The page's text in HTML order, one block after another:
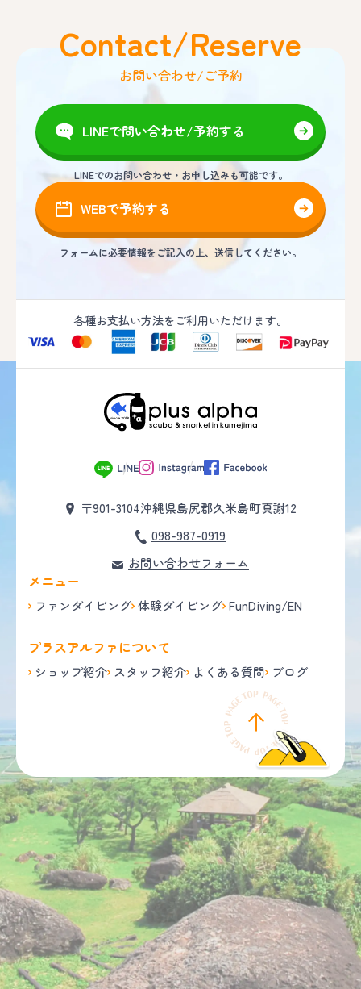
Contact/Reserve
お問い合わせ/ご予約
LINEで問い合わせ/予約する
LINEでのお問い合わせ・お申し込みも可能です。
WEBで予約する
フォームに必要情報をご記入の上、送信してください。
各種お支払い方法をご利用いただけます。
〒901-3104沖縄県島尻郡久米島町真謝12
098-987-0919
お問い合わせフォーム
メニュー
ファンダイビング 体験ダイビング FunDiving/EN
プラスアルファについて
ショップ紹介 スタッフ紹介 よくある質問 ブログ